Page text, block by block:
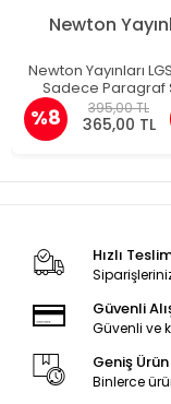
Newton
Newton Yayınları
Sadece Paragraf
Bankası
%8 395,00 TL
365,00 TL
Hızlı
Güvenli
Güvenli ve
Geniş
Binlerce